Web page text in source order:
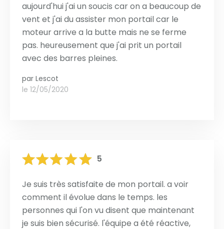
aujourd'hui j'ai un soucis car on a beaucoup de
vent et j'ai du assister mon portail car le
moteur arrive a la butte mais ne se ferme
pas. heureusement que j'ai prit un portail
avec des barres pleines.
par Lescot
le 12/05/2020
5
Je suis très satisfaite de mon portail. a voir
comment il évolue dans le temps. les
personnes qui l'on vu disent que maintenant
je suis bien sécurisé. l'équipe a été réactive,